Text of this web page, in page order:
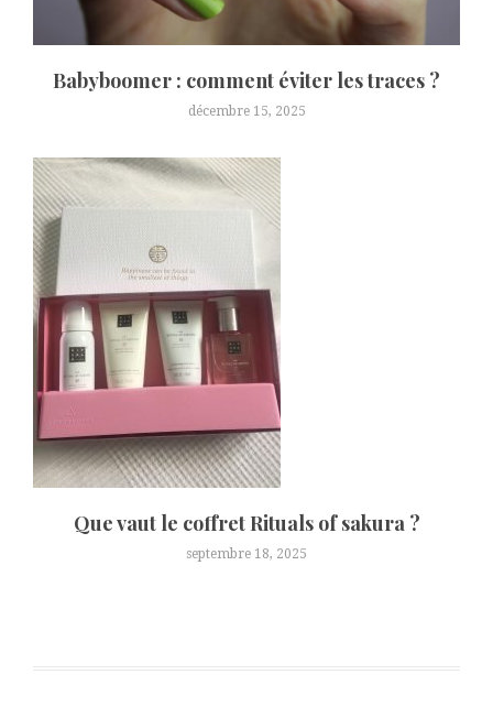
Babyboomer : comment éviter les traces ?
décembre 15, 2025
Que vaut le coffret Rituals of sakura ?
septembre 18, 2025